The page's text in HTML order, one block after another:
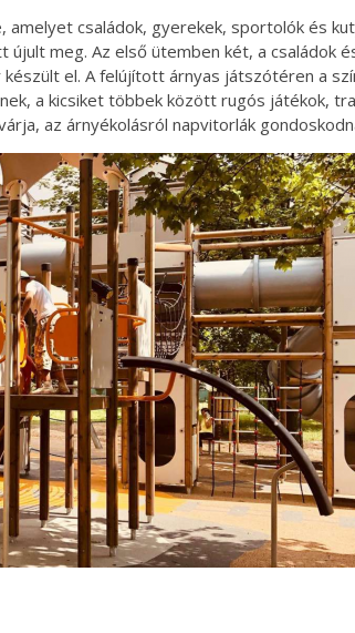
családok, gyerekek, sportolók és
újult meg. Az első ütemben két, a családok
el. A felújított árnyas játszótéren a
a kicsiket többek között rugós játékok,
az árnyékolásról napvitorlák